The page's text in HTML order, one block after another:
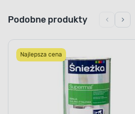
Podobne produkty
Najlepsza cena